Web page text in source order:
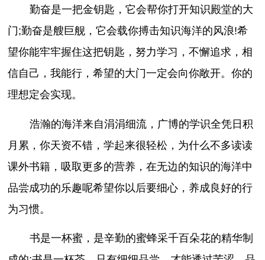
勤奋是一把金钥匙，它会帮你打开知识殿堂的大
门;勤奋是艘巨舰，它会载你搏击知识海洋的风浪!希
望你能牢牢握住这把钥匙，努力学习，不懈追求，相
信自己，我能行，希望的大门一定会向你敞开。你的
理想定会实现。
浩瀚的海洋来自涓涓细流，广博的学识全凭日积
月累，你天资不错，学起来很轻松，为什么不多读读
课外书籍，吸取更多的营养，在无边的知识的海洋中
品尝成功的乐趣呢希望你以后要细心，养成良好的行
为习惯。
书是一杯蜜，是辛勤的蜜蜂采千百朵花的精华制